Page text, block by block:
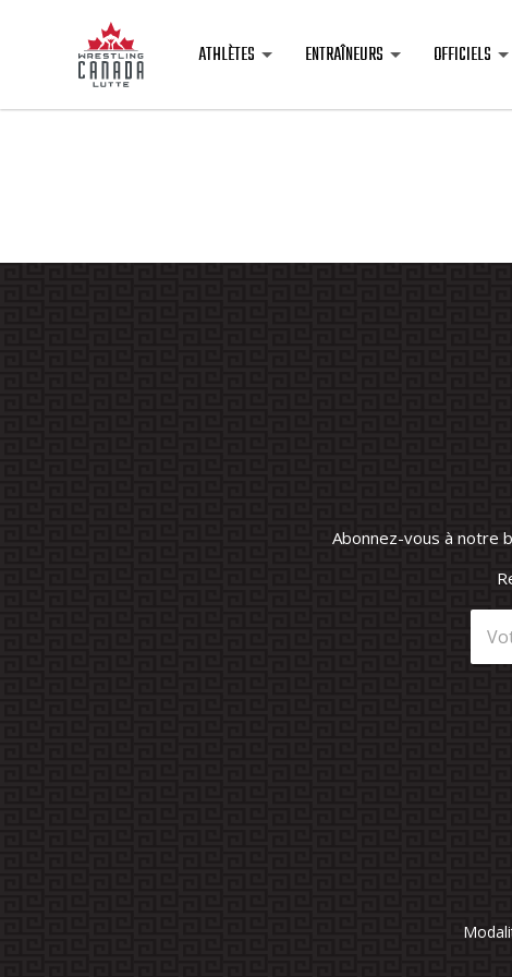
ATHLÈTES ENTRAÎNEURS OFFICIELS
Abonnez-vous à notre